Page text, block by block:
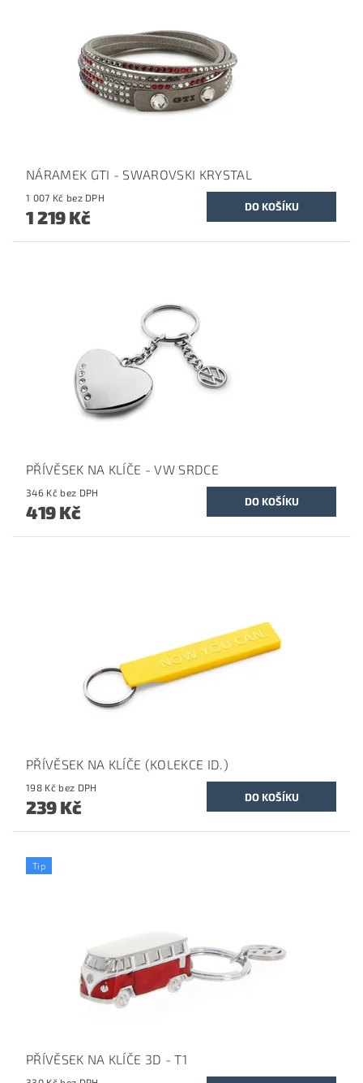
NÁRAMEK GTI - SWAROVSKI KRYSTAL
1 007 Kč bez DPH
1 219 Kč
PŘÍVĚSEK NA KLÍČE - VW SRDCE
346 Kč bez DPH
419 Kč
PŘÍVĚSEK NA KLÍČE (KOLEKCE ID.)
198 Kč bez DPH
239 Kč
Tip
PŘÍVĚSEK NA KLÍČE 3D - T1